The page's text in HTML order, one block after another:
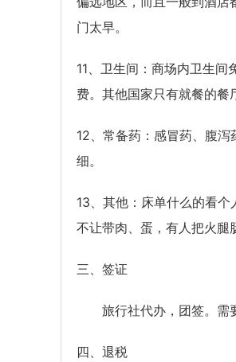
门太早。
11、卫生间：商场内卫生间
费。其他国家只有就餐的餐
12、常备药：感冒药、腹
细。
13、其他：床单什么的看
不让带肉、蛋，有人把火腿
三、签证
旅行社代办，团签。需要
四、退税